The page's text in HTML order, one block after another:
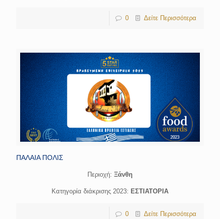
0 Δείτε Περισσότερα
ΠΑΛΑΙΑ ΠΟΛΙΣ
Περιοχή: Ξάνθη
Κατηγορία διάκρισης 2023: ΕΣΤΙΑΤΟΡΙΑ
0 Δείτε Περισσότερα